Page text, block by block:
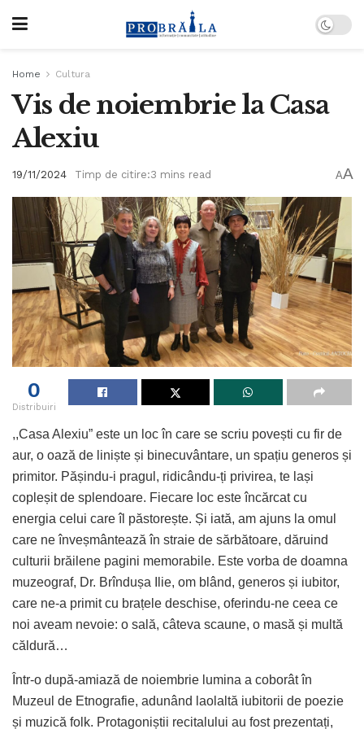
Home Cultura
Vis de noiembrie la Casa
Alexiu
19/11/2024 Timp de citire:3 mins read AA
0
Distribuiri
,,Casa Alexiu” este un loc în care se scriu povești cu fir de
aur, o oază de liniște și binecuvântare, un spațiu generos și
primitor. Pășindu-i pragul, ridicându-ți privirea, te lași
copleșit de splendoare. Fiecare loc este încărcat cu
energia celui care îl păstorește. Și iată, am ajuns la omul
care ne înveșmântează în straie de sărbătoare, dăruind
culturii brăilene pagini memorabile. Este vorba de doamna
muzeograf, Dr. Brîndușa Ilie, om blând, generos și iubitor,
care ne-a primit cu brațele deschise, oferindu-ne ceea ce
noi aveam nevoie: o sală, câteva scaune, o masă și multă
căldură…
Într-o după-amiază de noiembrie lumina a coborât în
Muzeul de Etnografie, adunând laolaltă iubitorii de poezie
și muzică folk. Protagoniștii recitalului au fost prezentați,